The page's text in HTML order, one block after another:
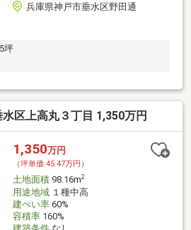
兵庫県神戸市垂水区野田通
坪
区上高丸３丁目 1,350万円
1,350万円
（坪単価:45.47万円）
土地面積98.16m2
用途地域１種中高
建ぺい率60%
容積率160%